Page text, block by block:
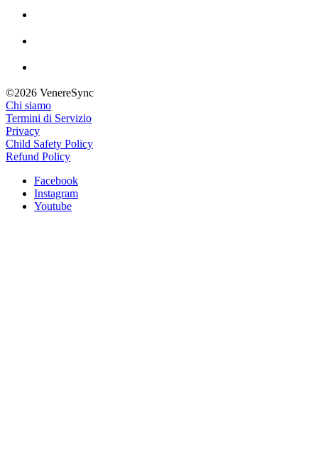
©2026 VenereSync
Chi siamo
Termini di Servizio
Privacy
Child Safety Policy
Refund Policy
Facebook
Instagram
Youtube